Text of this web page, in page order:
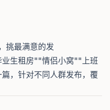
挑最满意的发
业生租房""情侣小窝""上班
，针对不同人群发布，覆